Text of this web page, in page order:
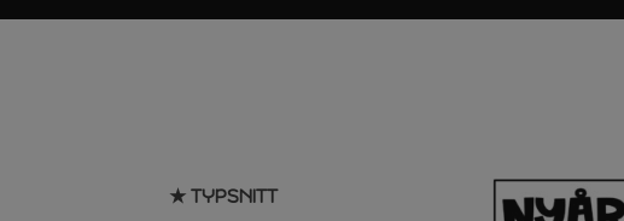
★ TYPSNITT